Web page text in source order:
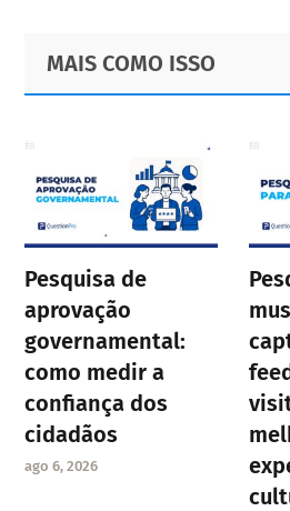
Primary
Sidebar
Footer
MAIS COMO ISSO
Pesquisa de
aprovação
governamental:
como medir a
confiança dos
cidadãos
ago 6, 2026